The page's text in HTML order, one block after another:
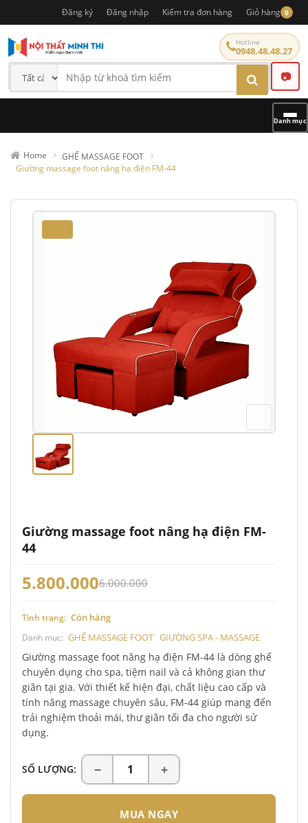
Đăng ký Đăng nhập Kiểm tra đơn hàng Giỏ hàng 0
📷
Hotline
0948.48.48.27
Danh mục
Home
GHẾ MASSAGE FOOT
Giường massage foot nâng hạ điện FM-44
Giường massage foot nâng hạ điện FM-
44
5.800.0006.000.000
Tình trạng: Còn hàng
Danh mục: GHẾ MASSAGE FOOT GIƯỜNG SPA - MASSAGE
Giường massage foot nâng hạ điện FM-44 là dòng ghế
chuyên dụng cho spa, tiệm nail và cả không gian thư
giãn tại gia. Với thiết kế hiện đại, chất liệu cao cấp và
tính năng massage chuyên sâu, FM-44 giúp mang đến
trải nghiệm thoải mái, thư giãn tối đa cho người sử
dụng.
SỐ LƯỢNG:
MUA NGAY